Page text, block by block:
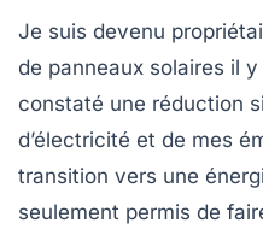
Je suis devenu
de panneaux solaires il y
constaté une réduction
d’électricité et de mes
transition vers une
seulement permis de